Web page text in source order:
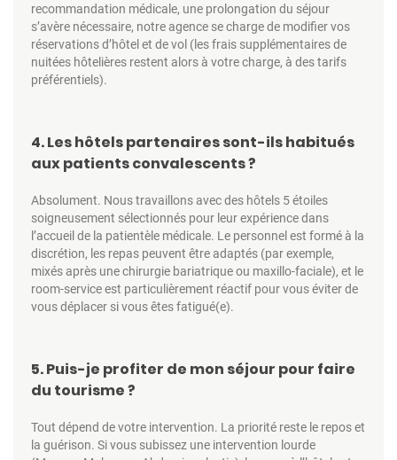
recommandation médicale, une prolongation du séjour
s’avère nécessaire, notre agence se charge de modifier vos
réservations d’hôtel et de vol (les frais supplémentaires de
nuitées hôtelières restent alors à votre charge, à des tarifs
préférentiels).
4. Les hôtels partenaires sont-ils habitués
aux patients convalescents ?
Absolument. Nous travaillons avec des hôtels 5 étoiles
soigneusement sélectionnés pour leur expérience dans
l’accueil de la patientèle médicale. Le personnel est formé à la
discrétion, les repas peuvent être adaptés (par exemple,
mixés après une chirurgie bariatrique ou maxillo-faciale), et le
room-service est particulièrement réactif pour vous éviter de
vous déplacer si vous êtes fatigué(e).
5. Puis-je profiter de mon séjour pour faire
du tourisme ?
Tout dépend de votre intervention. La priorité reste le repos et
la guérison. Si vous subissez une intervention lourde